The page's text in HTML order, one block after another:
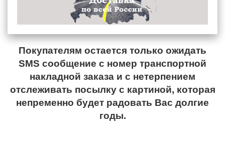
Покупателям остается только ожидать
SMS сообщение с номер транспортной
накладной заказа и с нетерпением
отслеживать посылку с картиной, которая
непременно будет радовать Вас долгие
годы.